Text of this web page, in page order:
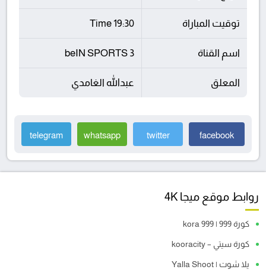
توقيت المباراة 19:30 Time
اسم القناة beIN SPORTS 3
المعلق عبدالله الغامدي
facebook
twitter
whatsapp
telegram
روابط موقع ميجا 4K
كورة 999 | kora 999
كورة سيتي – kooracity
يلا شوت | Yalla Shoot